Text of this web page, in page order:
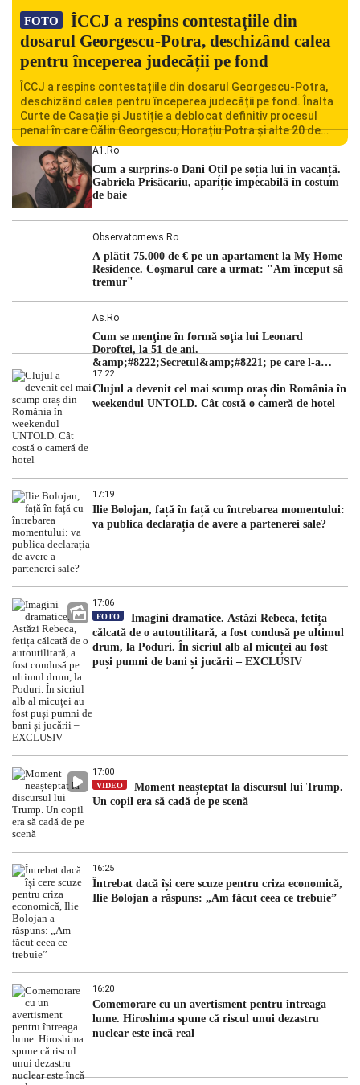
FOTO
ÎCCJ a respins contestațiile din
dosarul Georgescu-Potra, deschizând calea
pentru începerea judecății pe fond
ÎCCJ a respins contestațiile din dosarul Georgescu-Potra,
deschizând calea pentru începerea judecății pe fond. Înalta
Curte de Casație și Justiție a deblocat definitiv procesul
penal în care Călin Georgescu, Horațiu Potra și alte 20 de
persoane sunt acuzați de acțiuni îndreptate împotriva
ordinii constituționale. În ședința din camera preliminară,
judecătorii de la instanța supremă au […]
A1.ro
Cum a surprins-o Dani Oțil pe soția lui în vacanță.
Gabriela Prisăcariu, apariție impecabilă în costum
de baie
Observatornews.ro
A plătit 75.000 de € pe un apartament la My Home
Residence. Coşmarul care a urmat: "Am început să
tremur"
As.ro
Cum se menţine în formă soţia lui Leonard
Doroftei, la 51 de ani.
&amp;#8222;Secretul&amp;#8221; pe care l-a
dezvăluit
17:22
Clujul a devenit cel mai scump oraș din România în
weekendul UNTOLD. Cât costă o cameră de hotel
17:19
Ilie Bolojan, față în față cu întrebarea momentului:
va publica declarația de avere a partenerei sale?
17:06
FOTO
Imagini dramatice. Astăzi Rebeca, fetița
călcată de o autoutilitară, a fost condusă pe ultimul
drum, la Poduri. În sicriul alb al micuței au fost
puși pumni de bani și jucării – EXCLUSIV
17:00
VIDEO
Moment neașteptat la discursul lui Trump.
Un copil era să cadă de pe scenă
16:25
Întrebat dacă își cere scuze pentru criza economică,
Ilie Bolojan a răspuns: „Am făcut ceea ce trebuie”
16:20
Comemorare cu un avertisment pentru întreaga
lume. Hiroshima spune că riscul unui dezastru
nuclear este încă real